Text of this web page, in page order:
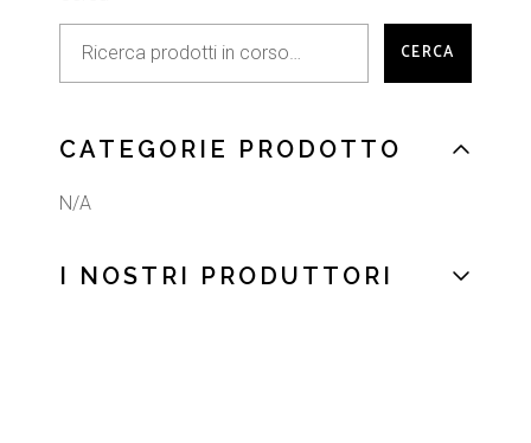
CERCA
CATEGORIE PRODOTTO
N/A
I NOSTRI PRODUTTORI